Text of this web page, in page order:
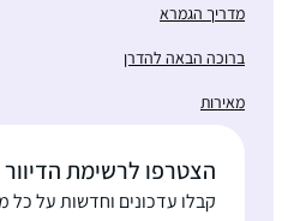
מדריך הגמרא
ברוכה הבאה להדרן
מאירות
הצטרפו לרשימת הדיוור
קבלו עדכונים וחדשות על